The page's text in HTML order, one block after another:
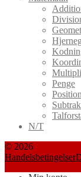
Penge
N/T
© 2026
Handelsbetingelser